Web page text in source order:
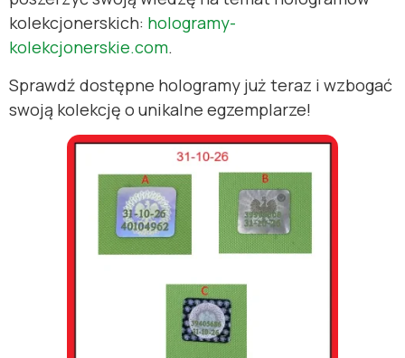
kolekcjonerskich: hologramy-
kolekcjonerskie.com.
Sprawdź dostępne hologramy już teraz i wzbogać
swoją kolekcję o unikalne egzemplarze!